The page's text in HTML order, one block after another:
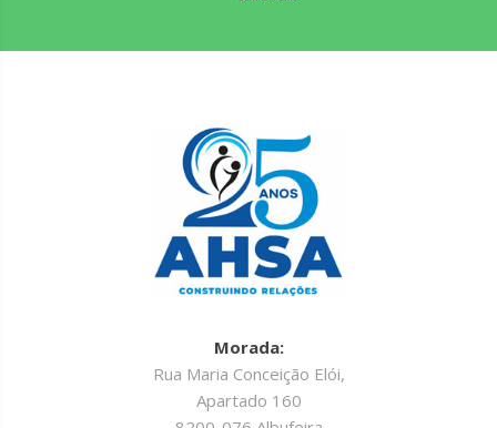
Morada:
Rua Maria Conceição Elói,
Apartado 160